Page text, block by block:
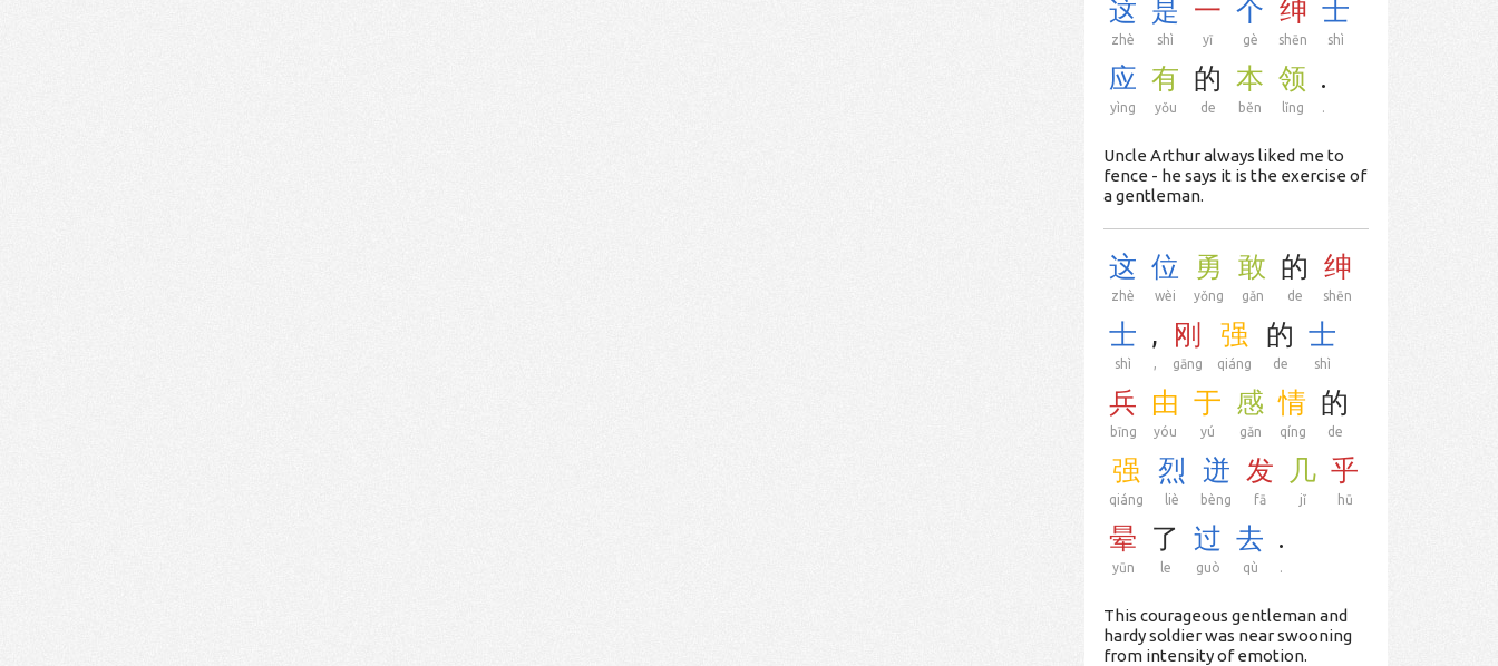
这
zhè
是
shì
一
yī
个
gè
绅
shēn
士
shì
应
yìng
有
yǒu
的
de
本
běn
领
lǐng
.
.
Uncle Arthur always liked me to
fence - he says it is the exercise of
a gentleman.
这
zhè
位
wèi
勇
yǒng
敢
gǎn
的
de
绅
shēn
士
shì
,
,
刚
gāng
强
qiáng
的
de
士
shì
兵
bīng
由
yóu
于
yú
感
gǎn
情
qíng
的
de
强
qiáng
烈
liè
迸
bèng
发
fā
几
jǐ
乎
hū
晕
yūn
了
le
过
guò
去
qù
.
.
This courageous gentleman and
hardy soldier was near swooning
from intensity of emotion.